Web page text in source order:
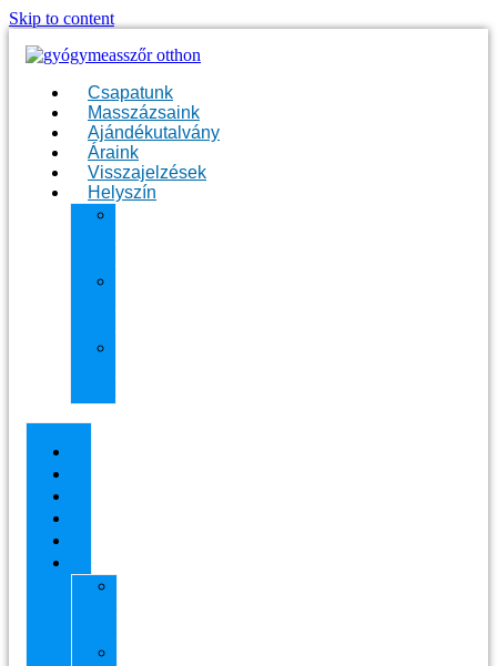
Skip to content
Csapatunk
Masszázsaink
Ajándékutalvány
Áraink
Visszajelzések
Helyszín